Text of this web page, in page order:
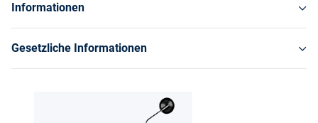
Informationen
Gesetzliche Informationen